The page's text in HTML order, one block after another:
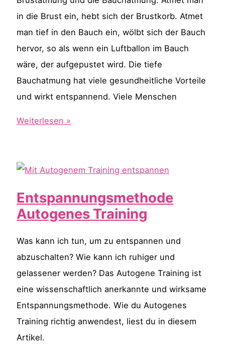
in die Brust ein, hebt sich der Brustkorb. Atmet
man tief in den Bauch ein, wölbt sich der Bauch
hervor, so als wenn ein Luftballon im Bauch
wäre, der aufgepustet wird. Die tiefe
Bauchatmung hat viele gesundheitliche Vorteile
und wirkt entspannend. Viele Menschen
Was
Unterschied
Brustatmung
und
Weiterlesen »
Entspannungsmethode
Autogenes Training
Was kann ich tun, um zu entspannen und
abzuschalten? Wie kann ich ruhiger und
gelassener werden? Das Autogene Training ist
eine wissenschaftlich anerkannte und wirksame
Entspannungsmethode. Wie du Autogenes
Training richtig anwendest, liest du in diesem
Artikel.